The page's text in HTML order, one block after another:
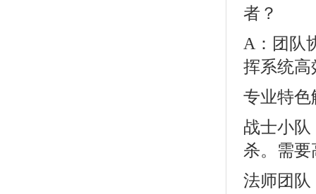
者？
A：团队
挥系统高
专业特色
战士小
杀。需
法师团队